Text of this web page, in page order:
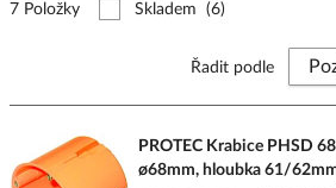
7 Položky Skladem (6)
Řadit podle
PROTEC Krabice PHSD
ø68mm, hloubka 61/